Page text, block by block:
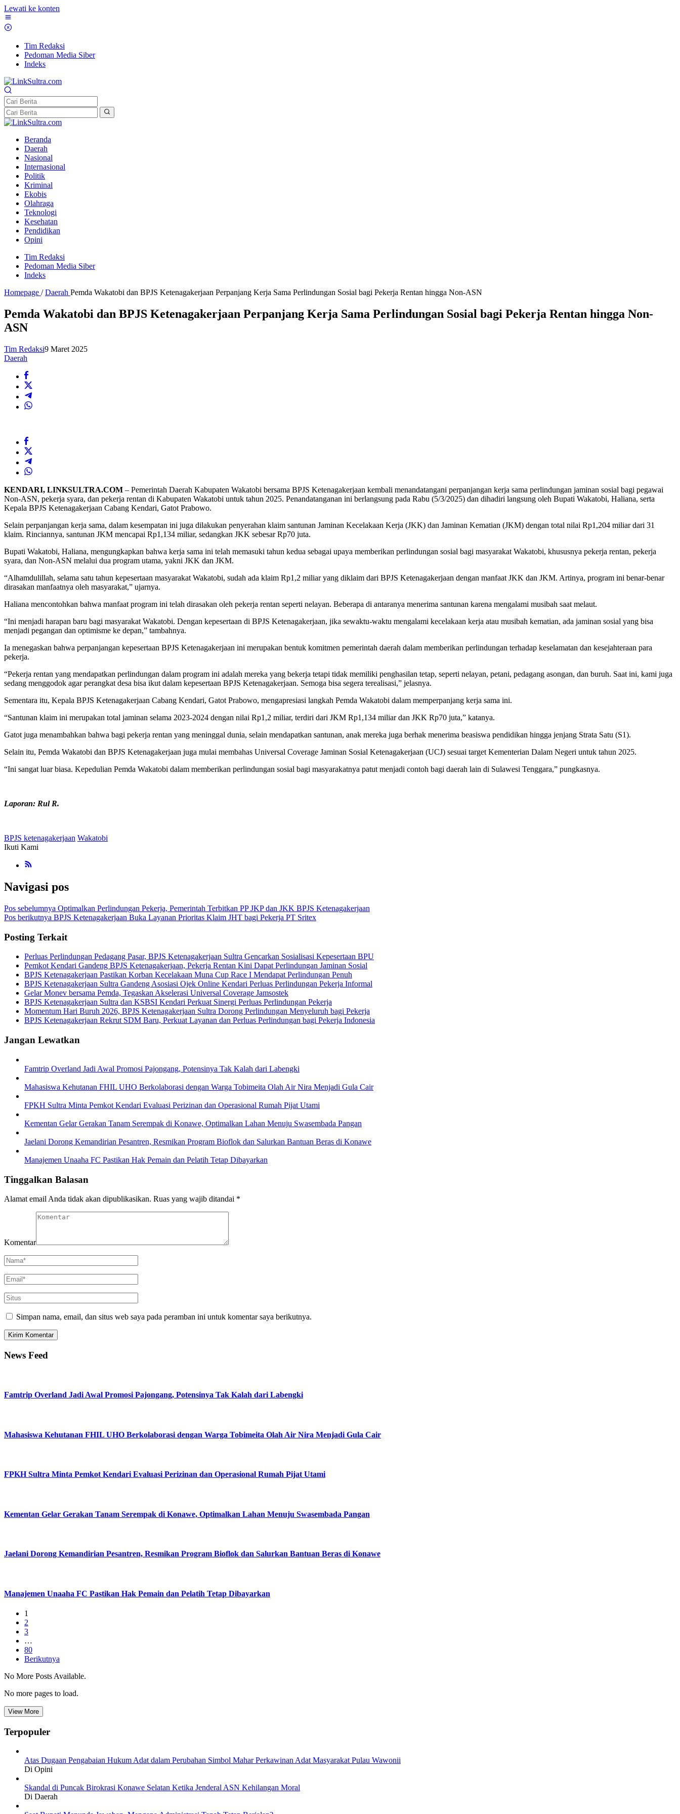
Lewati ke konten
Tim Redaksi
Pedoman Media Siber
Indeks
Beranda
Daerah
Nasional
Internasional
Politik
Kriminal
Ekobis
Olahraga
Teknologi
Kesehatan
Pendidikan
Opini
Tim Redaksi
Pedoman Media Siber
Indeks
Homepage / Daerah Pemda Wakatobi dan BPJS Ketenagakerjaan Perpanjang Kerja Sama Perlindungan Sosial bagi Pekerja Rentan hingga Non-ASN
Pemda Wakatobi dan BPJS Ketenagakerjaan Perpanjang Kerja Sama Perlindungan Sosial bagi Pekerja Rentan hingga Non-
ASN
Tim Redaksi9 Maret 2025
Daerah
KENDARI, LINKSULTRA.COM – Pemerintah Daerah Kabupaten Wakatobi bersama BPJS Ketenagakerjaan kembali menandatangani perpanjangan kerja sama perlindungan jaminan sosial bagi pegawai
Non-ASN, pekerja syara, dan pekerja rentan di Kabupaten Wakatobi untuk tahun 2025. Penandatanganan ini berlangsung pada Rabu (5/3/2025) dan dihadiri langsung oleh Bupati Wakatobi, Haliana, serta
Kepala BPJS Ketenagakerjaan Cabang Kendari, Gatot Prabowo.
Selain perpanjangan kerja sama, dalam kesempatan ini juga dilakukan penyerahan klaim santunan Jaminan Kecelakaan Kerja (JKK) dan Jaminan Kematian (JKM) dengan total nilai Rp1,204 miliar dari 31
klaim. Rinciannya, santunan JKM mencapai Rp1,134 miliar, sedangkan JKK sebesar Rp70 juta.
Bupati Wakatobi, Haliana, mengungkapkan bahwa kerja sama ini telah memasuki tahun kedua sebagai upaya memberikan perlindungan sosial bagi masyarakat Wakatobi, khususnya pekerja rentan, pekerja
syara, dan Non-ASN melalui dua program utama, yakni JKK dan JKM.
“Alhamdulillah, selama satu tahun kepesertaan masyarakat Wakatobi, sudah ada klaim Rp1,2 miliar yang diklaim dari BPJS Ketenagakerjaan dengan manfaat JKK dan JKM. Artinya, program ini benar-benar
dirasakan manfaatnya oleh masyarakat,” ujarnya.
Haliana mencontohkan bahwa manfaat program ini telah dirasakan oleh pekerja rentan seperti nelayan. Beberapa di antaranya menerima santunan karena mengalami musibah saat melaut.
“Ini menjadi harapan baru bagi masyarakat Wakatobi. Dengan kepesertaan di BPJS Ketenagakerjaan, jika sewaktu-waktu mengalami kecelakaan kerja atau musibah kematian, ada jaminan sosial yang bisa
menjadi pegangan dan optimisme ke depan,” tambahnya.
Ia menegaskan bahwa perpanjangan kepesertaan BPJS Ketenagakerjaan ini merupakan bentuk komitmen pemerintah daerah dalam memberikan perlindungan terhadap keselamatan dan kesejahteraan para
pekerja.
“Pekerja rentan yang mendapatkan perlindungan dalam program ini adalah mereka yang bekerja tetapi tidak memiliki penghasilan tetap, seperti nelayan, petani, pedagang asongan, dan buruh. Saat ini, kami juga
sedang menggodok agar perangkat desa bisa ikut dalam kepesertaan BPJS Ketenagakerjaan. Semoga bisa segera terealisasi,” jelasnya.
Sementara itu, Kepala BPJS Ketenagakerjaan Cabang Kendari, Gatot Prabowo, mengapresiasi langkah Pemda Wakatobi dalam memperpanjang kerja sama ini.
“Santunan klaim ini merupakan total jaminan selama 2023-2024 dengan nilai Rp1,2 miliar, terdiri dari JKM Rp1,134 miliar dan JKK Rp70 juta,” katanya.
Gatot juga menambahkan bahwa bagi pekerja rentan yang meninggal dunia, selain mendapatkan santunan, anak mereka juga berhak menerima beasiswa pendidikan hingga jenjang Strata Satu (S1).
Selain itu, Pemda Wakatobi dan BPJS Ketenagakerjaan juga mulai membahas Universal Coverage Jaminan Sosial Ketenagakerjaan (UCJ) sesuai target Kementerian Dalam Negeri untuk tahun 2025.
“Ini sangat luar biasa. Kepedulian Pemda Wakatobi dalam memberikan perlindungan sosial bagi masyarakatnya patut menjadi contoh bagi daerah lain di Sulawesi Tenggara,” pungkasnya.
Laporan: Rul R.
BPJS ketenagakerjaan Wakatobi
Ikuti Kami
Navigasi pos
Pos sebelumnya Optimalkan Perlindungan Pekerja, Pemerintah Terbitkan PP JKP dan JKK BPJS Ketenagakerjaan
Pos berikutnya BPJS Ketenagakerjaan Buka Layanan Prioritas Klaim JHT bagi Pekerja PT Sritex
Posting Terkait
Perluas Perlindungan Pedagang Pasar, BPJS Ketenagakerjaan Sultra Gencarkan Sosialisasi Kepesertaan BPU
Pemkot Kendari Gandeng BPJS Ketenagakerjaan, Pekerja Rentan Kini Dapat Perlindungan Jaminan Sosial
BPJS Ketenagakerjaan Pastikan Korban Kecelakaan Muna Cup Race I Mendapat Perlindungan Penuh
BPJS Ketenagakerjaan Sultra Gandeng Asosiasi Ojek Online Kendari Perluas Perlindungan Pekerja Informal
Gelar Monev bersama Pemda, Tegaskan Akselerasi Universal Coverage Jamsostek
BPJS Ketenagakerjaan Sultra dan KSBSI Kendari Perkuat Sinergi Perluas Perlindungan Pekerja
Momentum Hari Buruh 2026, BPJS Ketenagakerjaan Sultra Dorong Perlindungan Menyeluruh bagi Pekerja
BPJS Ketenagakerjaan Rekrut SDM Baru, Perkuat Layanan dan Perluas Perlindungan bagi Pekerja Indonesia
Jangan Lewatkan
Famtrip Overland Jadi Awal Promosi Pajongang, Potensinya Tak Kalah dari Labengki
Mahasiswa Kehutanan FHIL UHO Berkolaborasi dengan Warga Tobimeita Olah Air Nira Menjadi Gula Cair
FPKH Sultra Minta Pemkot Kendari Evaluasi Perizinan dan Operasional Rumah Pijat Utami
Kementan Gelar Gerakan Tanam Serempak di Konawe, Optimalkan Lahan Menuju Swasembada Pangan
Jaelani Dorong Kemandirian Pesantren, Resmikan Program Bioflok dan Salurkan Bantuan Beras di Konawe
Manajemen Unaaha FC Pastikan Hak Pemain dan Pelatih Tetap Dibayarkan
Tinggalkan Balasan
Alamat email Anda tidak akan dipublikasikan. Ruas yang wajib ditandai *
Komentar
Simpan nama, email, dan situs web saya pada peramban ini untuk komentar saya berikutnya.
News Feed
Famtrip Overland Jadi Awal Promosi Pajongang, Potensinya Tak Kalah dari Labengki
Mahasiswa Kehutanan FHIL UHO Berkolaborasi dengan Warga Tobimeita Olah Air Nira Menjadi Gula Cair
FPKH Sultra Minta Pemkot Kendari Evaluasi Perizinan dan Operasional Rumah Pijat Utami
Kementan Gelar Gerakan Tanam Serempak di Konawe, Optimalkan Lahan Menuju Swasembada Pangan
Jaelani Dorong Kemandirian Pesantren, Resmikan Program Bioflok dan Salurkan Bantuan Beras di Konawe
Manajemen Unaaha FC Pastikan Hak Pemain dan Pelatih Tetap Dibayarkan
1
2
3
…
80
Berikutnya
No More Posts Available.
No more pages to load.
View More
Terpopuler
Atas Dugaan Pengabaian Hukum Adat dalam Perubahan Simbol Mahar Perkawinan Adat Masyarakat Pulau Wawonii
Di Opini
Skandal di Puncak Birokrasi Konawe Selatan Ketika Jenderal ASN Kehilangan Moral
Di Daerah